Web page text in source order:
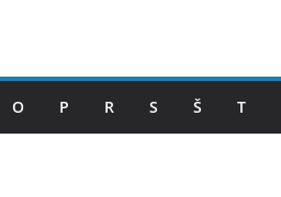
O P R S Š T